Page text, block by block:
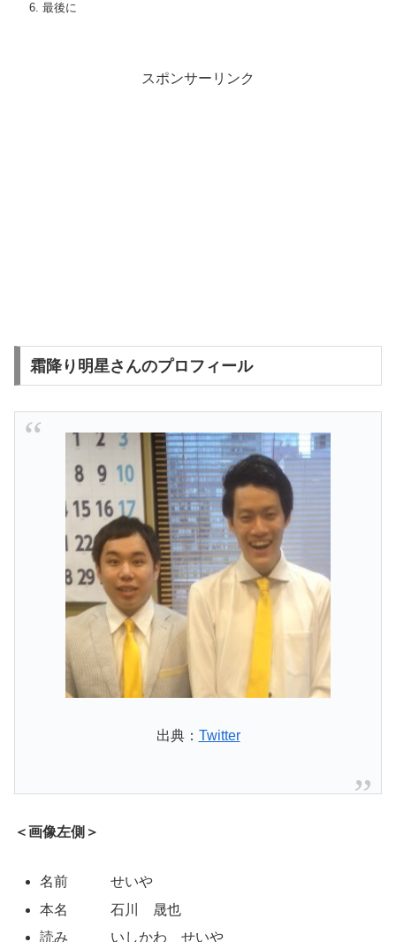
最後に
スポンサーリンク
霜降り明星さんのプロフィール
出典： Twitter
＜画像左側＞
名前 せいや
本名 石川 晟也
読み いしかわ せいや